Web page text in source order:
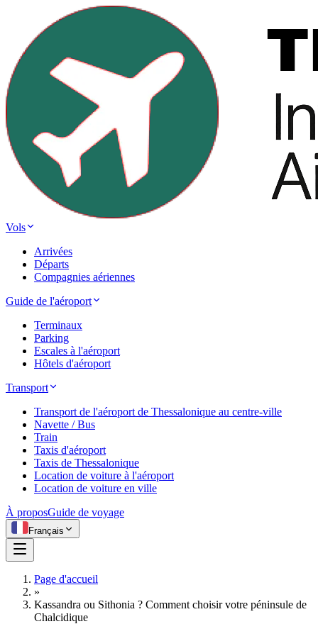
Vols
Arrivées
Départs
Compagnies aériennes
Guide de l'aéroport
Terminaux
Parking
Escales à l'aéroport
Hôtels d'aéroport
Transport
Transport de l'aéroport de Thessalonique au centre-ville
Navette / Bus
Train
Taxis d'aéroport
Taxis de Thessalonique
Location de voiture à l'aéroport
Location de voiture en ville
À proposGuide de voyage
Français
Page d'accueil
»
Kassandra ou Sithonia ? Comment choisir votre péninsule de
Chalcidique